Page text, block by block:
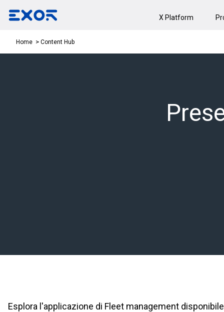
X Platform
Home Content Hub
Esplora l'applicazione di Fleet management